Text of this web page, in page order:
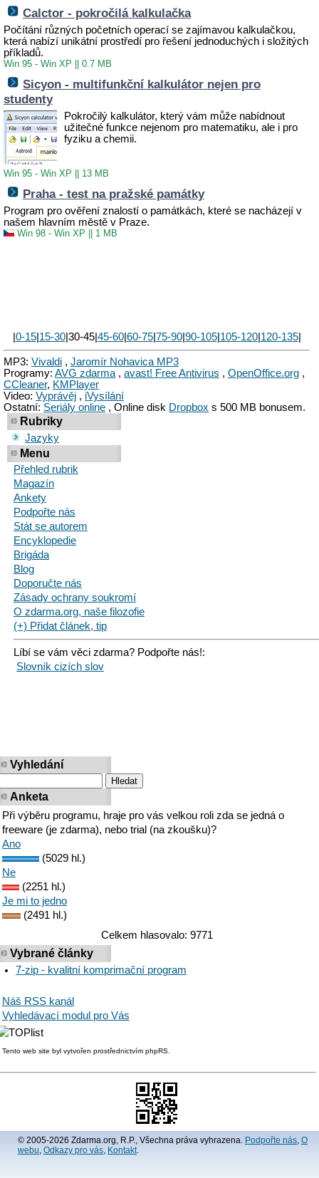
Calctor - pokročilá kalkulačka
Počítání různých početních operací se zajímavou kalkulačkou,
která nabízí unikátní prostředí pro řešení jednoduchých i složitých
příkladů.
Win 95 - Win XP 0.7 MB
Sicyon - multifunkční kalkulátor nejen pro
studenty
Pokročilý kalkulátor, který vám může nabídnout
užitečné funkce nejenom pro matematiku, ale i pro
fyziku a chemii.
Win 95 - Win XP 13 MB
Praha - test na pražské památky
Program pro ověření znalostí o památkách, které se nacházejí v
našem hlavním městě v Praze.
Win 98 - Win XP 1 MB
0-15| 15-30|30-45| 45-60| 60-75| 75-90| 90-105| 105-120| 120-135|
MP3: Vivaldi , Jaromír Nohavica MP3
Programy: AVG zdarma, avast! Free Antivirus , OpenOffice.org ,
CCleaner, KMPlayer
Video: Vyprávěj , iVysílání
Ostatní: Seriály online , Online disk Dropbox s 500 MB bonusem.
Rubriky
Jazyky
Menu
Přehled rubrik
Magazín
Ankety
Podpořte nás
Stát se autorem
Encyklopedie
Brigáda
Blog
Doporučte nás
Zásady ochrany soukromí
O zdarma.org, naše filozofie
(+) Přidat článek, tip
Líbí se vám věci zdarma? Podpořte nás!:
Slovník cizích slov
Vyhledání
Anketa
Při výběru programu, hraje pro vás velkou roli zda se jedná o
freeware (je zdarma), nebo trial (na zkoušku)?
Ano
(5029 hl.)
Ne
(2251 hl.)
Je mi to jedno
(2491 hl.)
Celkem hlasovalo: 9771
Vybrané články
7-zip - kvalitní komprimační program
Náš RSS kanál
Vyhledávací modul pro Vás
Tento web site byl vytvořen prostřednictvím phpRS.
© 2005-2026 Zdarma.org, R.P., Všechna práva vyhrazena. Podpořte nás O
webu Odkazy pro vás Kontakt.